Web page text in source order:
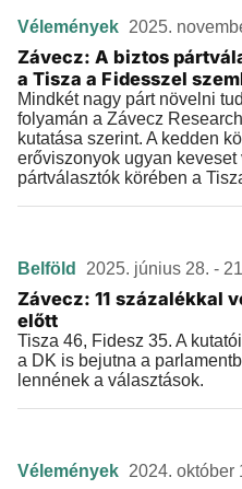
Vélemények 2025.
Závecz: A biztos
a Tisza a Fidesszel
Mindkét nagy párt növelni
folyamán a Závecz
kutatása szerint. A kedden
erőviszonyok ugyan
pártválasztók körében a
Belföld 2025. június 28. -
Závecz: 11 százalékkal
előtt
Tisza 46, Fidesz 35. A
a DK is bejutna a
lennének a választások.
Vélemények 2024. október